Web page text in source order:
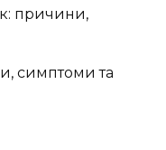
причини,
симптоми та